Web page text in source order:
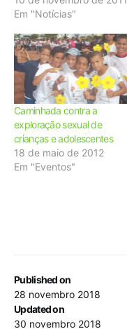
Published on
28 novembro 2018
Updated on
30 novembro 2018
Em "Notícias"
Caminhada contra a
exploração sexual de
crianças e adolescentes
18 de maio de 2012
Em "Eventos"